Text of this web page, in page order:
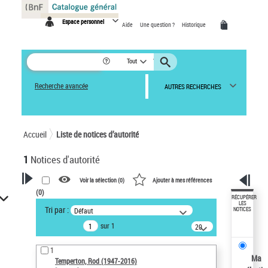
Espace personnel Aide Une question ? Historique
Tout
Recherche avancée AUTRES RECHERCHES
Accueil Liste de notices d’autorité
1 Notices d'autorité
VOTRE RECHERCHE
Recherche avancée dans les
notices d’autorité
Œuvres liées à l'auteur :
Temperton, Rod (1947-2016)
Voir la sélection (0) Ajouter à mes références
(0)
Tri par : Défaut
sur 1
20
résultats/page
1
Temperton, Rod (1947-2016)
RÉCUPÉRER
LES
NOTICES
Ma
Panneau de gestion des cookies